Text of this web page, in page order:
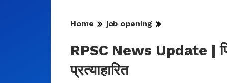
Home job opening
RPSC News Update |
प्रत्याहारित